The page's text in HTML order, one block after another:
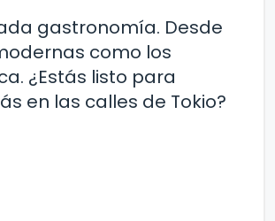
gastronomía. Desde
como los
¿Estás listo para
en las calles de Tokio?